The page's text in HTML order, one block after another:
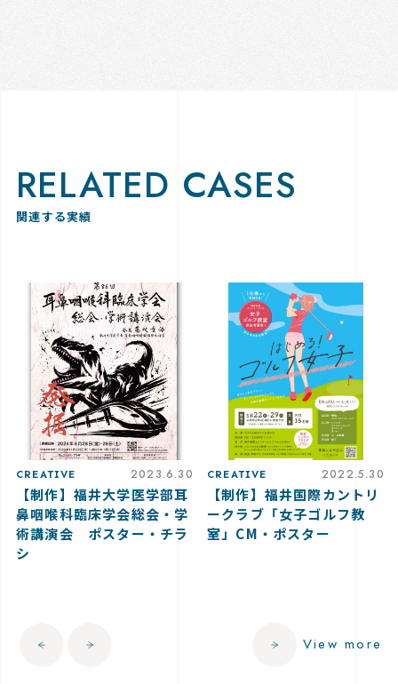
RELATED CASES
関連する実績
CREATIVE 2023.6.30
【制作】福井大学医学部耳
鼻咽喉科臨床学会総会・学
術講演会 ポスター・チラ
シ
CREATIVE 2022.5.30
【制作】福井国際カントリ
ークラブ「女子ゴルフ教
室」CM・ポスター
View more